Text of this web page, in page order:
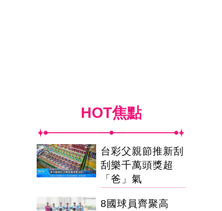
HOT焦點
台彩父親節推新刮
刮樂千萬頭獎超
「爸」氣
8國球員齊聚高